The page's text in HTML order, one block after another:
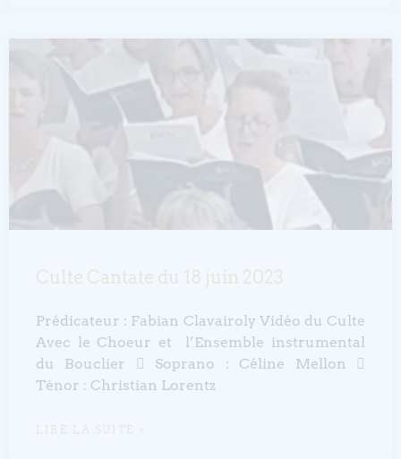
Culte Cantate du 18 juin 2023
Prédicateur : Fabian Clavairoly Vidéo du Culte
Avec le Choeur et l’Ensemble instrumental
du Bouclier  Soprano : Céline Mellon 
Ténor : Christian Lorentz
LIRE LA SUITE »